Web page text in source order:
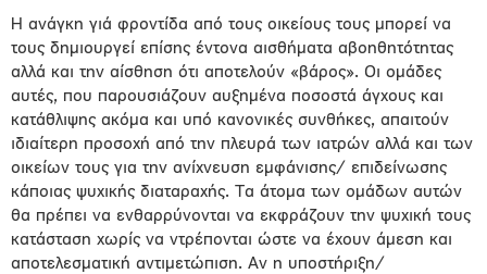
Η ανάγκη γιά φροντίδα από τους οικείους τους μπορεί να
τους δημιουργεί επίσης έντονα αισθήματα αβοηθητότητας
αλλά και την αίσθηση ότι αποτελούν «βάρος». Οι ομάδες
αυτές, που παρουσιάζουν αυξημένα ποσοστά άγχους και
κατάθλιψης ακόμα και υπό κανονικές συνθήκες, απαιτούν
ιδιαίτερη προσοχή από την πλευρά των ιατρών αλλά και των
οικείων τους για την ανίχνευση εμφάνισης/ επιδείνωσης
κάποιας ψυχικής διαταραχής. Τα άτομα των ομάδων αυτών
θα πρέπει να ενθαρρύνονται να εκφράζουν την ψυχική τους
κατάσταση χωρίς να ντρέπονται ώστε να έχουν άμεση και
αποτελεσματική αντιμετώπιση. Αν η υποστήριξη/